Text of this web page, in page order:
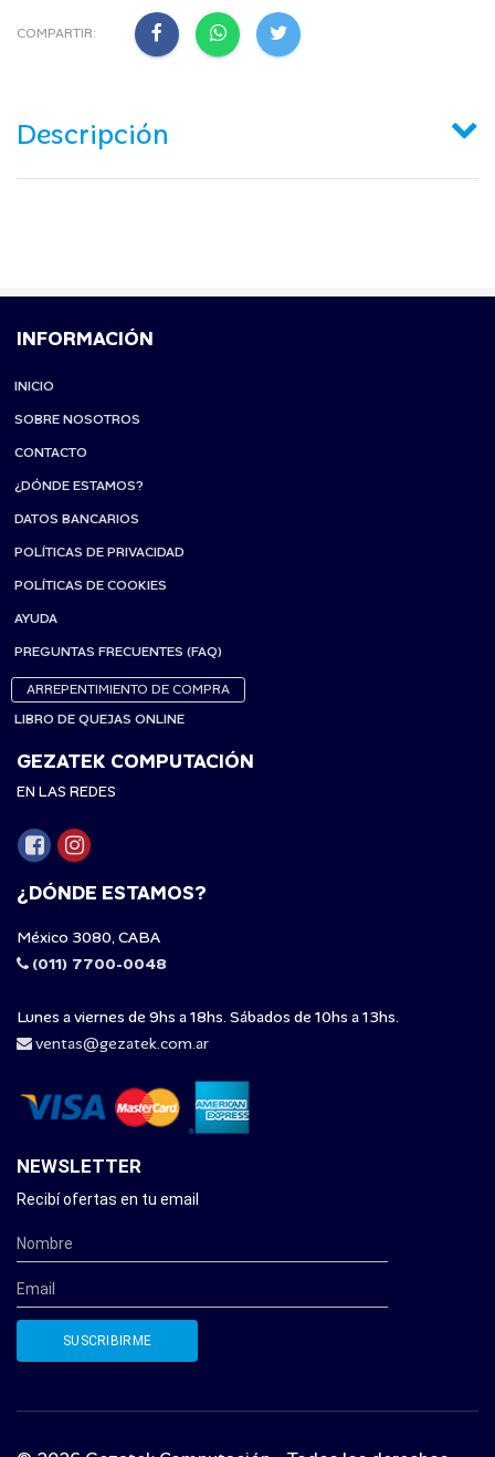
COMPARTIR:
Descripción
INFORMACIÓN
INICIO
SOBRE NOSOTROS
CONTACTO
¿DÓNDE ESTAMOS?
DATOS BANCARIOS
POLÍTICAS DE PRIVACIDAD
POLÍTICAS DE COOKIES
AYUDA
PREGUNTAS FRECUENTES (FAQ)
ARREPENTIMIENTO DE COMPRA
LIBRO DE QUEJAS ONLINE
GEZATEK COMPUTACIÓN
EN LAS REDES
¿DÓNDE ESTAMOS?
México 3080, CABA
(011) 7700-0048
Lunes a viernes de 9hs a 18hs. Sábados de 10hs a 13hs.
ventas@gezatek.com.ar
NEWSLETTER
Recibí ofertas en tu email